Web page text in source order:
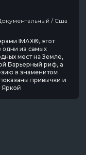
/ Сша
IMAX®, этот
из самых
мест на Земле,
Барьерный риф, а
в знаменитом
привычки и
Яркой